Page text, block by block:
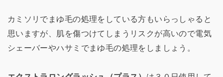
カミソリでまゆ毛の処理をしている方もいらっしゃると
思いますが、肌を傷つけてしまうリスクが高いので電気
シェーバーやハサミでまゆ毛の処理をしましょう。